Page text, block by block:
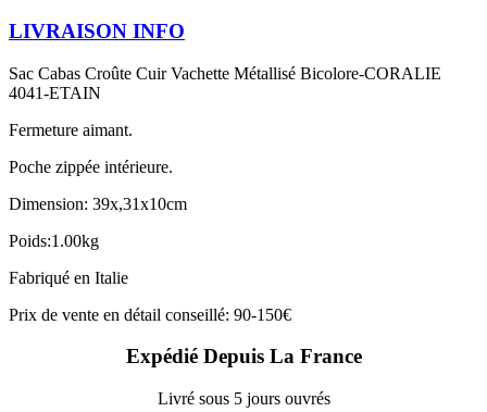
LIVRAISON INFO
Sac Cabas Croûte Cuir Vachette Métallisé Bicolore-CORALIE
4041-ETAIN
Fermeture aimant.
Poche zippée intérieure.
Dimension: 39x,31x10cm
Poids:1.00kg
Fabriqué en Italie
Prix de vente en détail conseillé: 90-150€
Expédié Depuis La France
Livré sous 5 jours ouvrés